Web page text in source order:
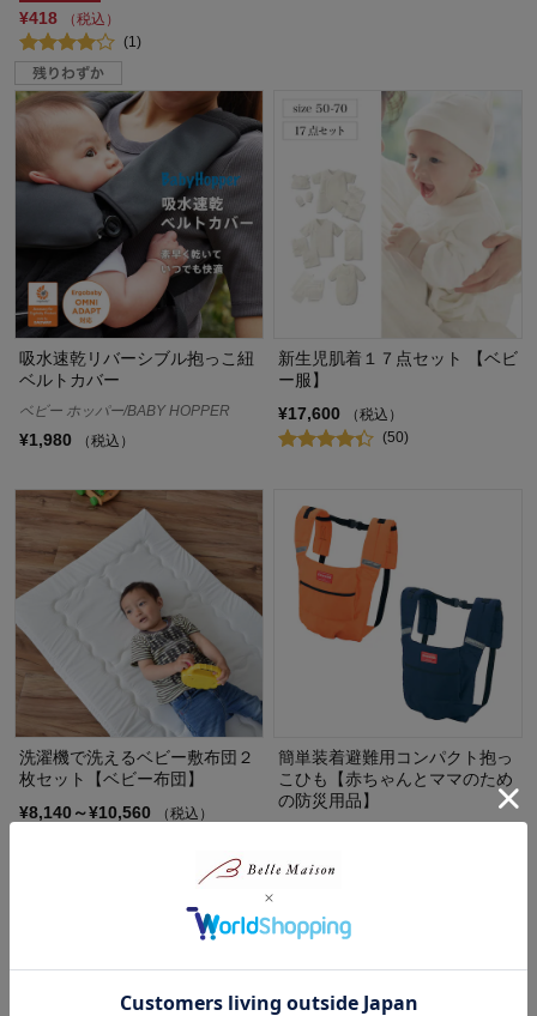
¥418
（税込）
(1)
吸水速乾リバーシブル抱っこ紐
ベルトカバー
ベビー ホッパー/BABY HOPPER
¥1,980 （税込）
新生児肌着１７点セット 【ベビ
ー服】
¥17,600
（税込）
(50)
洗濯機で洗えるベビー敷布団２
枚セット【ベビー布団】
¥8,140～¥10,560
（税込）
簡単装着避難用コンパクト抱っ
こひも【赤ちゃんとママのため
の防災用品】